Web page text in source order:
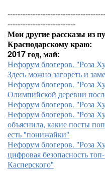
---------------------------
Мои другие рассказы из
Краснодарскому краю:
2017 год, май:
Нефорум блогеров. "Роза
Здесь можно загореть и
Нефорум блогеров. "Роза
Олимпийской деревни
Нефорум блогеров. "Роза
Нефорум блогеров. "Роза
объяснила, какие посты
есть "понижайки"
Нефорум блогеров. "Роза
цифровая безопасность
Касперского"